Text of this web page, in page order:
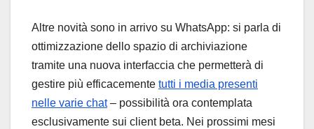
Altre novità sono in arrivo su WhatsApp: si parla di
ottimizzazione dello spazio di archiviazione
tramite una nuova interfaccia che permetterà di
gestire più efficacemente tutti i media presenti
nelle varie chat– possibilità ora contemplata
esclusivamente sui client beta. Nei prossimi mesi